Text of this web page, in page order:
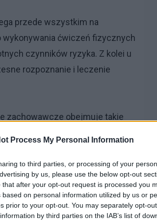
Process My Personal Information
to third parties, or processing of your
by us, please use the below opt-out
after your opt-out request is processed you
on personal information utilized by us or
prior to your opt-out. You may separately opt-
by third parties on the IAB’s list of
przede wszystkim na
wykonywania ćwiczeń fizycznych
czynników ryzyka. Z kolei u
rozpoznanie i leczenie
zachowawcze obejmuje takie
ćwiczeń Kegla,
na wykształceniu u pacjentki
i wyuczenia zdolności
obejmuje przede
receptorów
powoduje zwiększenie